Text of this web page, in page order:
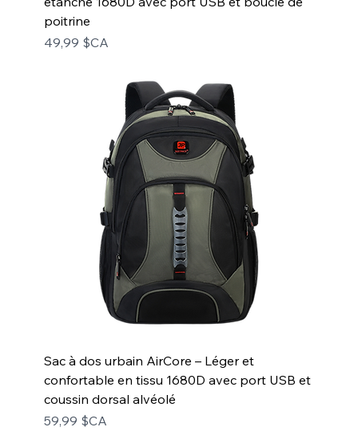
poitrine
Prix
49,99 $CA
Sac à dos urbain AirCore – Léger et
confortable en tissu 1680D avec port USB et
coussin dorsal alvéolé
Prix
59,99 $CA